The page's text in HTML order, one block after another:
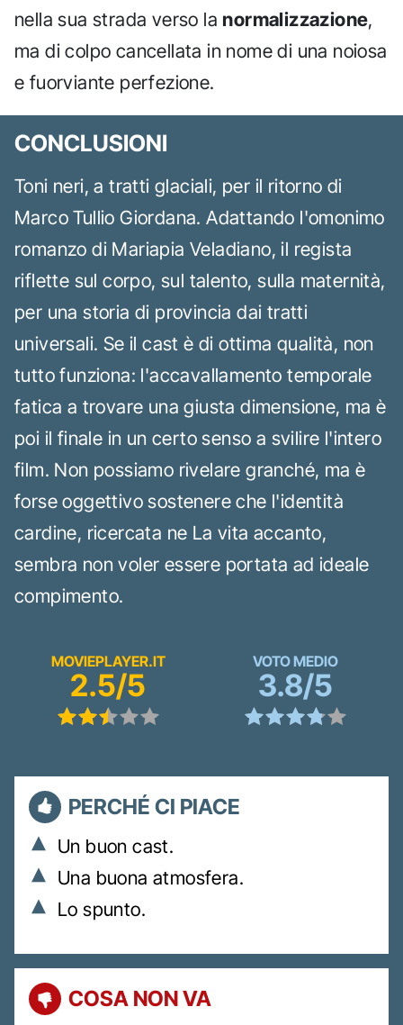
nella sua strada verso la normalizzazione,
ma di colpo cancellata in nome di una noiosa
e fuorviante perfezione.
CONCLUSIONI
Toni neri, a tratti glaciali, per il ritorno di
Marco Tullio Giordana. Adattando l'omonimo
romanzo di Mariapia Veladiano, il regista
riflette sul corpo, sul talento, sulla maternità,
per una storia di provincia dai tratti
universali. Se il cast è di ottima qualità, non
tutto funziona: l'accavallamento temporale
fatica a trovare una giusta dimensione, ma è
poi il finale in un certo senso a svilire l'intero
film. Non possiamo rivelare granché, ma è
forse oggettivo sostenere che l'identità
cardine, ricercata ne La vita accanto,
sembra non voler essere portata ad ideale
compimento.
MOVIEPLAYER.IT
2.5/5
VOTO MEDIO
3.8/5
PERCHÉ CI PIACE
Un buon cast.
Una buona atmosfera.
Lo spunto.
COSA NON VA